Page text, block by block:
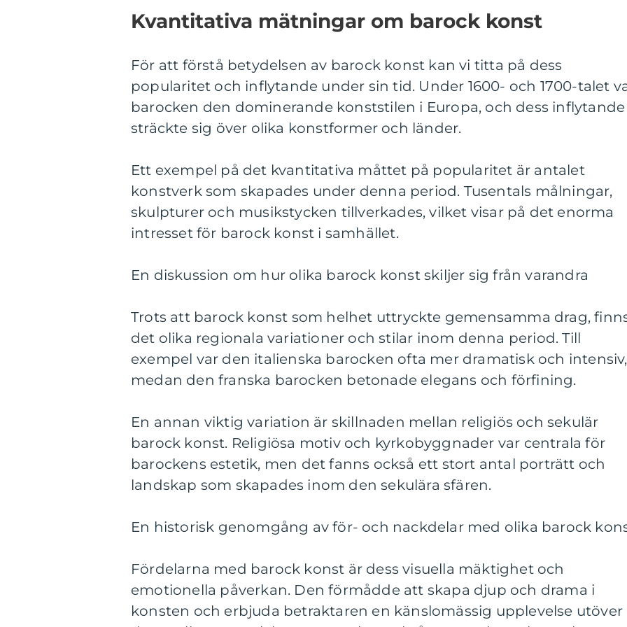
Kvantitativa mätningar om barock konst
För att förstå betydelsen av barock konst kan vi titta på dess
popularitet och inflytande under sin tid. Under 1600- och 1700-talet
barocken den dominerande konststilen i Europa, och dess inflytande
sträckte sig över olika konstformer och länder.
Ett exempel på det kvantitativa måttet på popularitet är antalet
konstverk som skapades under denna period. Tusentals målningar,
skulpturer och musikstycken tillverkades, vilket visar på det enorma
intresset för barock konst i samhället.
En diskussion om hur olika barock konst skiljer sig från varandra
Trots att barock konst som helhet uttryckte gemensamma drag,
det olika regionala variationer och stilar inom denna period. Till
exempel var den italienska barocken ofta mer dramatisk och intensiv,
medan den franska barocken betonade elegans och förfining.
En annan viktig variation är skillnaden mellan religiös och sekulär
barock konst. Religiösa motiv och kyrkobyggnader var centrala för
barockens estetik, men det fanns också ett stort antal porträtt och
landskap som skapades inom den sekulära sfären.
En historisk genomgång av för- och nackdelar med olika barock
Fördelarna med barock konst är dess visuella mäktighet och
emotionella påverkan. Den förmådde att skapa djup och drama i
konsten och erbjuda betraktaren en känslomässig upplevelse utöver